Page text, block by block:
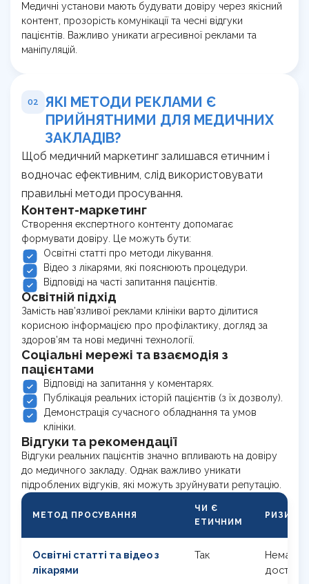
Медичні установи мають будувати довіру через якісний
контент, прозорість комунікації та чесні відгуки
пацієнтів. Важливо уникати агресивної реклами та
маніпуляцій.
02
ЯКІ МЕТОДИ РЕКЛАМИ Є
ПРИЙНЯТНИМИ ДЛЯ МЕДИЧНИХ
ЗАКЛАДІВ?
Щоб медичний маркетинг залишався етичним і
водночас ефективним, слід використовувати
правильні методи просування.
Контент-маркетинг
Створення експертного контенту допомагає
формувати довіру. Це можуть бути:
Освітні статті про методи лікування.
Відео з лікарями, які пояснюють процедури.
Відповіді на часті запитання пацієнтів.
Освітній підхід
Замість нав’язливої реклами клініки варто ділитися
корисною інформацією про профілактику, догляд за
здоров’ям та нові медичні технології.
Соціальні мережі та взаємодія з
пацієнтами
Відповіді на запитання у коментарях.
Публікація реальних історій пацієнтів (з їх дозволу).
Демонстрація сучасного обладнання та умов
клініки.
Відгуки та рекомендації
Відгуки реальних пацієнтів значно впливають на довіру
до медичного закладу. Однак важливо уникати
підроблених відгуків, які можуть зруйнувати репутацію.
МЕТОД ПРОСУВАННЯ
ЧИ Є
ЕТИЧНИМ
РИЗИК
Освітні статті та відео з
лікарями
Так
Немає,